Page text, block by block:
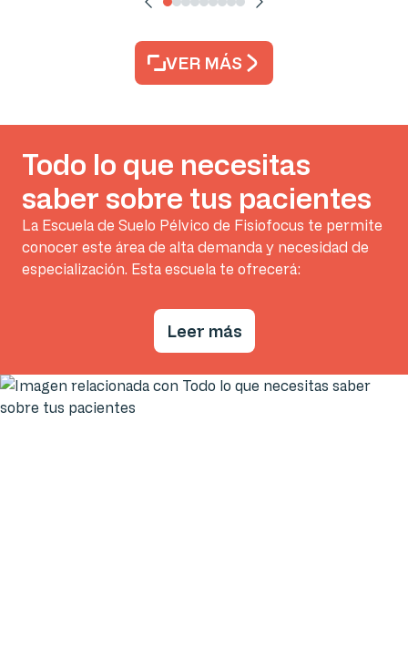
VER MÁS
Todo lo que necesitas
saber sobre tus pacientes
La Escuela de Suelo Pélvico de Fisiofocus te permite
conocer este área de alta demanda y necesidad de
especialización. Esta escuela te ofrecerá:
Leer más